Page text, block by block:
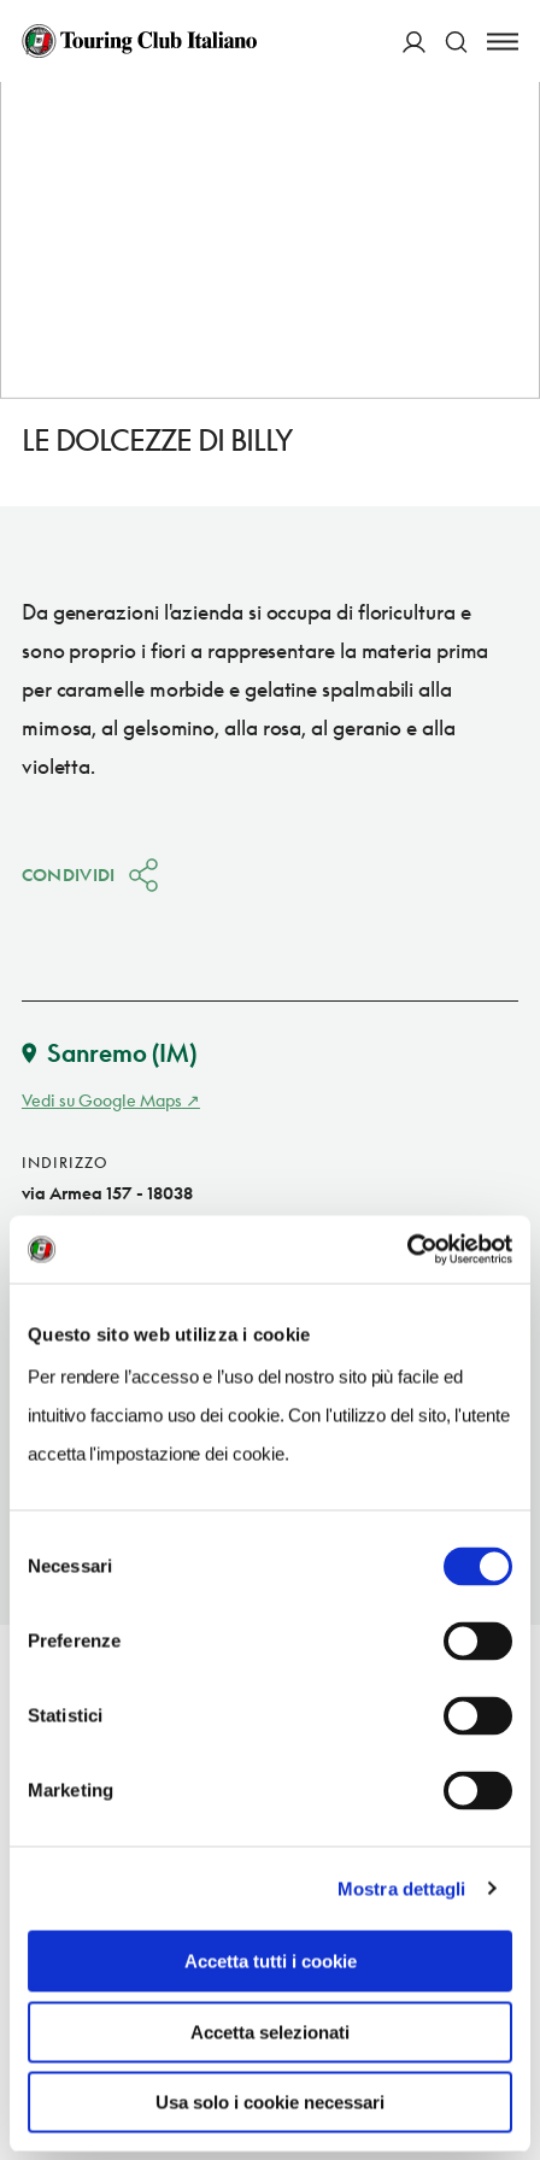
Questo sito web utilizza i cookie
Per rendere l’accesso e l’uso del nostro sito più facile ed
intuitivo facciamo uso dei cookie. Con l'utilizzo del sito, l'utente
accetta l'impostazione dei cookie.
delNecessari
Preferenze
Statistici
Marketing
Mostra dettagli
Accetta tutti i cookie
Accetta selezionati
Usa solo i cookie necessari
HOME
LE DOLCEZZE DI BILLY
Da generazioni l'azienda si occupa di floricultura e
sono proprio i fiori a rappresentare la materia prima
per caramelle morbide e gelatine spalmabili alla
mimosa, al gelsomino, alla rosa, al geranio e alla
violetta.
CONDIVIDI
Sanremo(IM)
Vedi su Google Maps
INDIRIZZO
via Armea 157 - 18038
Sanremo (IM)
Liguria IT
www.ledolcezzedibilly.com
INDIRIZZO EMAIL
info@ledolcezzedibilly.com
TELEFONO